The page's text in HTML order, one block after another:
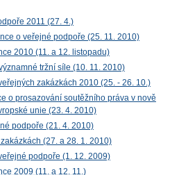
2011 (27. 4.)
o veřejné podpoře (25. 11. 2010)
2010 (11. a 12. listopadu)
tržní síle (10. 11. 2010)
zakázkách 2010 (25. - 26. 10.)
o prosazování soutěžního práva v nově
unie (23. 4. 2010)
podpoře (21. 4. 2010)
(27. a 28. 1. 2010)
podpoře (1. 12. 2009)
2009 (11. a 12. 11.)